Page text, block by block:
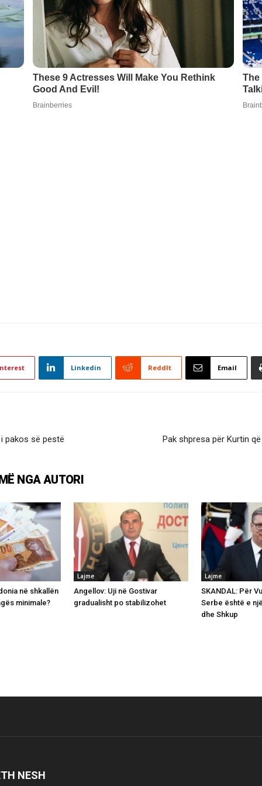
Linkedin ReddIt Email
pakos së pestë Pak shpresa për Kurtin
NGA AUTORI
në shkallën
minimale?
Lajme
Angellov: Uji në Gostivar
gradualisht po stabilizohet
Lajme
SKANDAL: Për
Serbe është e
dhe Shkup
NESH